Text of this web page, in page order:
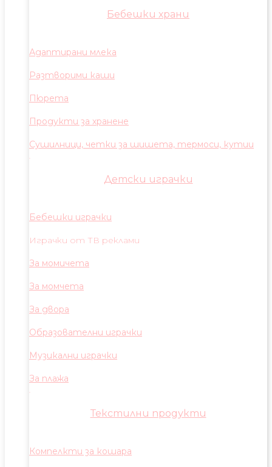
Бебешки храни
Адаптирани млека
Разтворими каши
Пюрета
Продукти за хранене
Сушилници, четки за шишета, термоси, кутии
Детски играчки
Бебешки играчки
Играчки от ТВ реклами
За момичета
За момчета
За двора
Образователни играчки
Музикални играчки
За плажа
Текстилни продукти
Компелкти за кошара